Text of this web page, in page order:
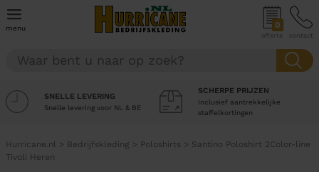
menu 0
offerte contact
SNELLE LEVERING
Snelle levering voor NL & BE
SCHERPE PRIJZEN
Inclusief aantrekkelijke
staffelkortingen
Hurricane.nl > Bedrijfskleding > Poloshirts > Santino Poloshirt 2Color-line
Tivoli Heren